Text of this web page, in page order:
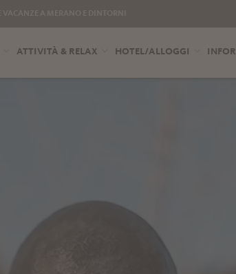
ATTIVITÀ & RELAX HOTEL/ALLOGGI